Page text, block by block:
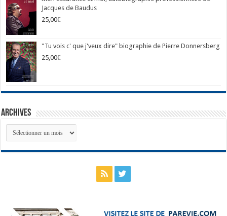
Jacques de Baudus
25,00€
"Tu vois c' que j'veux dire" biographie de Pierre Donnersberg
25,00€
Archives
Archives